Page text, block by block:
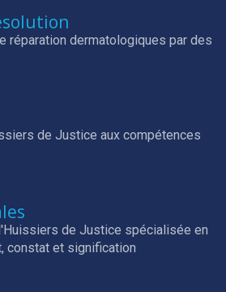
réparation dermatologiques par des
de Justice aux compétences
de Justice spécialisée en
constat et signification